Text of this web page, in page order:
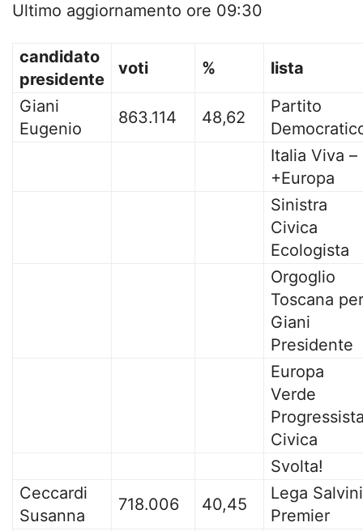
Ultimo aggiornamento ore 09:30
candidato
presidente
voti %
lista
Giani
Eugenio
863.114 48,62
Partito
Italia Viva –
+Europa
Sinistra
Civica
Ecologista
Orgoglio
Toscana per
Giani
Presidente
Europa
Verde
Civica
Svolta!
Ceccardi
Susanna
718.006 40,45
Lega Salvini
Premier